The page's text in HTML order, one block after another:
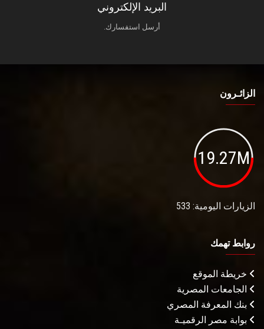
البريد الإلكتروني
أرسل استفسارك.
الزائـرون
19.27M
الزيارات اليومية: 533
روابط تهمك
خريطة الموقع
الجامعات المصرية
بنك المعرفة المصري
بوابة مصر الرقميـة